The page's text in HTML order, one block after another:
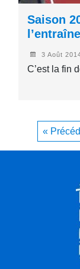
Saison
3 Août
C’est la fin
«